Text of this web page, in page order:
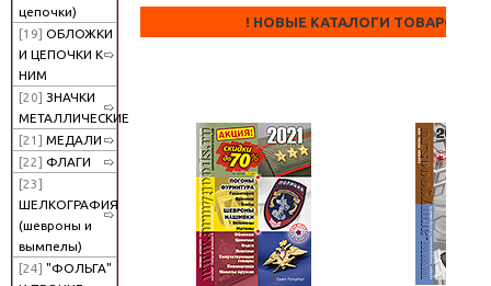
цепочки)
[19] ОБЛОЖКИ
И ЦЕПОЧКИ К
НИМ
[20] ЗНАЧКИ
МЕТАЛЛИЧЕСКИЕ
[21] МЕДАЛИ
[22] ФЛАГИ
[23]
ШЕЛКОГРАФИЯ
(шевроны и
вымпелы)
[24] "ФОЛЬГА"
! НОВЫЕ КАТАЛОГИ ТОВАРОВ !